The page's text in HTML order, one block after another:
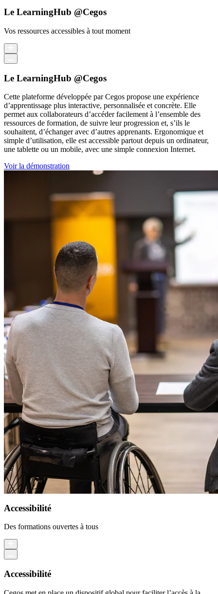
Le LearningHub @Cegos
Vos ressources accessibles à tout moment
Le LearningHub @Cegos
Cette plateforme développée par Cegos propose une expérience
d’apprentissage plus interactive, personnalisée et concrète. Elle
permet aux collaborateurs d’accéder facilement à l’ensemble des
ressources de formation, de suivre leur progression et, s’ils le
souhaitent, d’échanger avec d’autres apprenants. Ergonomique et
simple d’utilisation, elle est accessible partout depuis un ordinateur,
une tablette ou un mobile, avec une simple connexion Internet.
Voir la démonstration
Accessibilité
Des formations ouvertes à tous
Accessibilité